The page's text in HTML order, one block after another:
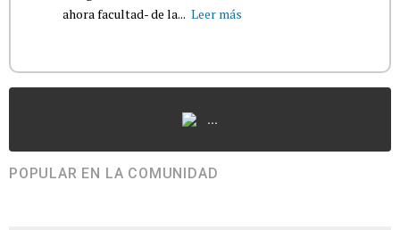
ahora facultad- de la... Leer más
...
POPULAR EN LA COMUNIDAD